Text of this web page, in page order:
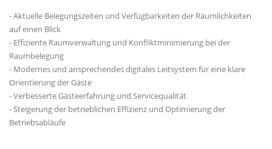
- Aktuelle Belegungszeiten und Verfügbarkeiten der Räumlichkeiten
auf einen Blick
- Effiziente Raumverwaltung und Konfliktminimierung bei der
Raumbelegung
- Modernes und ansprechendes digitales Leitsystem für eine klare
Orientierung der Gäste
- Verbesserte Gästeerfahrung und Servicequalität
- Steigerung der betrieblichen Effizienz und Optimierung der
Betriebsabläufe